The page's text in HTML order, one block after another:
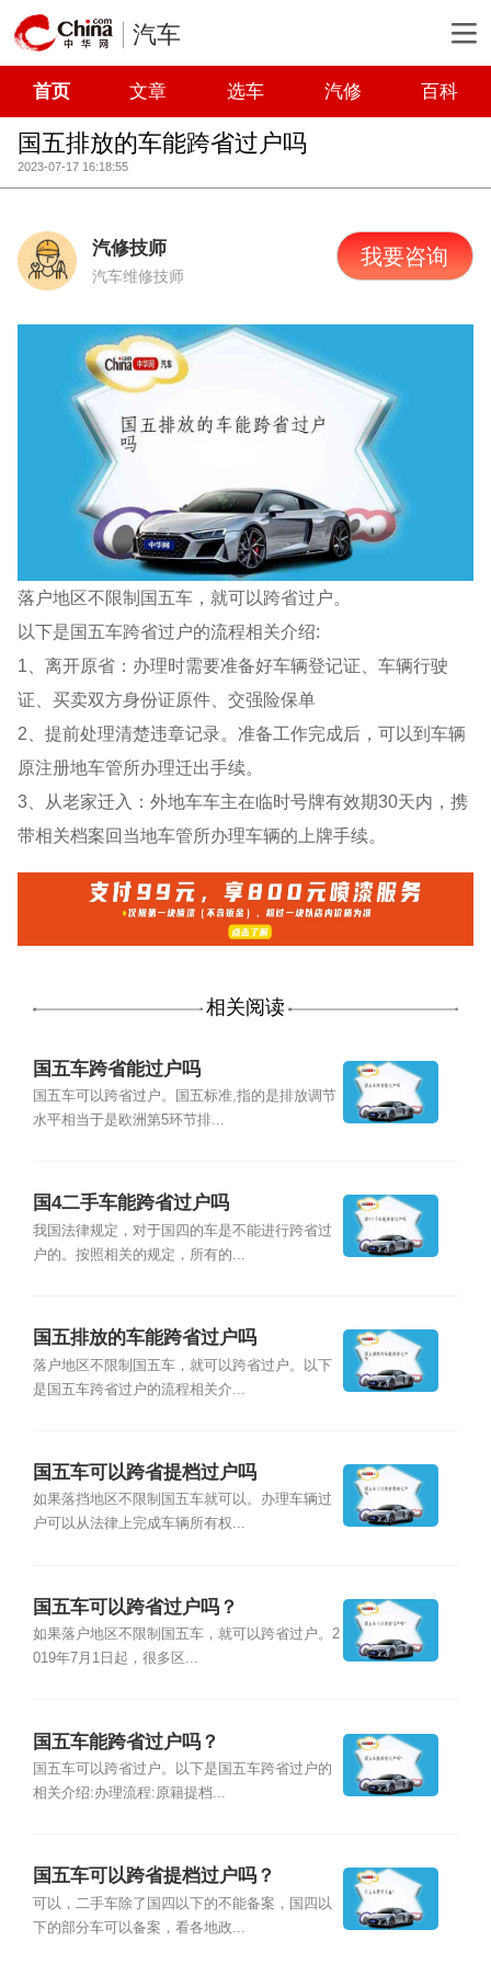
汽车
首页 文章 选车 汽修 百科
国五排放的车能跨省过户吗
2023-07-17 16:18:55
汽修技师
汽车维修技师
我要咨询
落户地区不限制国五车，就可以跨省过户。
以下是国五车跨省过户的流程相关介绍:
1、离开原省：办理时需要准备好车辆登记证、车辆行驶
证、买卖双方身份证原件、交强险保单
2、提前处理清楚违章记录。准备工作完成后，可以到车辆
原注册地车管所办理迁出手续。
3、从老家迁入：外地车车主在临时号牌有效期30天内，携
带相关档案回当地车管所办理车辆的上牌手续。
相关阅读
国五车跨省能过户吗
国五车可以跨省过户。国五标准,指的是排放调节
水平相当于是欧洲第5环节排...
国4二手车能跨省过户吗
我国法律规定，对于国四的车是不能进行跨省过
户的。按照相关的规定，所有的...
国五排放的车能跨省过户吗
落户地区不限制国五车，就可以跨省过户。以下
是国五车跨省过户的流程相关介...
国五车可以跨省提档过户吗
如果落挡地区不限制国五车就可以。办理车辆过
户可以从法律上完成车辆所有权...
国五车可以跨省过户吗？
如果落户地区不限制国五车，就可以跨省过户。2
019年7月1日起，很多区...
国五车能跨省过户吗？
国五车可以跨省过户。以下是国五车跨省过户的
相关介绍:办理流程:原籍提档...
国五车可以跨省提档过户吗？
可以，二手车除了国四以下的不能备案，国四以
下的部分车可以备案，看各地政...